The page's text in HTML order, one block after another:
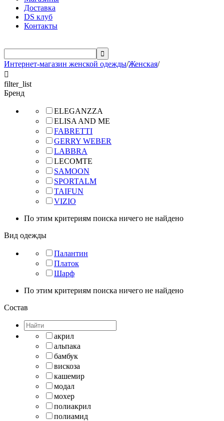
Доставка
DS клуб
Контакты

Интернет-магазин женской одежды/Женская/

filter_list
Бренд
ELEGANZZA
ELISA AND ME
FABRETTI
GERRY WEBER
LABBRA
LECOMTE
SAMOON
SPORTALM
TAIFUN
VIZIO
По этим критериям поиска ничего не найдено
Вид одежды
Палантин
Платок
Шарф
По этим критериям поиска ничего не найдено
Состав
акрил
альпака
бамбук
вискоза
кашемир
модал
мохер
полиакрил
полиамид